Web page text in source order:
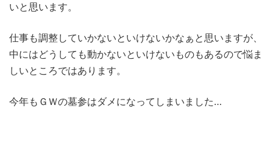
いと思います。
仕事も調整していかないといけないかなぁと思いますが、
中にはどうしても動かないといけないものもあるので悩ま
しいところではあります。
今年もＧＷの墓参はダメになってしまいました…